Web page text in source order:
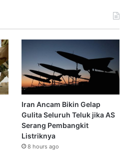
Iran Ancam Bikin Gelap
Gulita Seluruh Teluk jika AS
Serang Pembangkit
Listriknya
8 hours ago